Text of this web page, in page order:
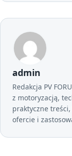
admin
Redakcja PV
z motoryzacją,
praktyczne
ofercie i